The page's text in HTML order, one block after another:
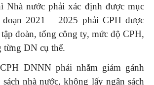
Nhà nước phải xác định được mục
2021 – 2025 phải CPH được
đoàn, tổng công ty, mức độ CPH,
từng DN cụ thể.
DNNN phải nhằm giảm gánh
nhà nước, không lấy ngân sách